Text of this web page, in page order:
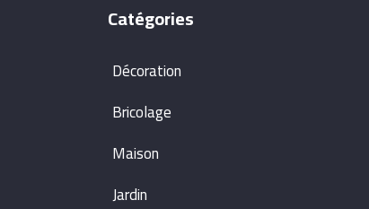
Catégories
Décoration
Bricolage
Maison
Jardin